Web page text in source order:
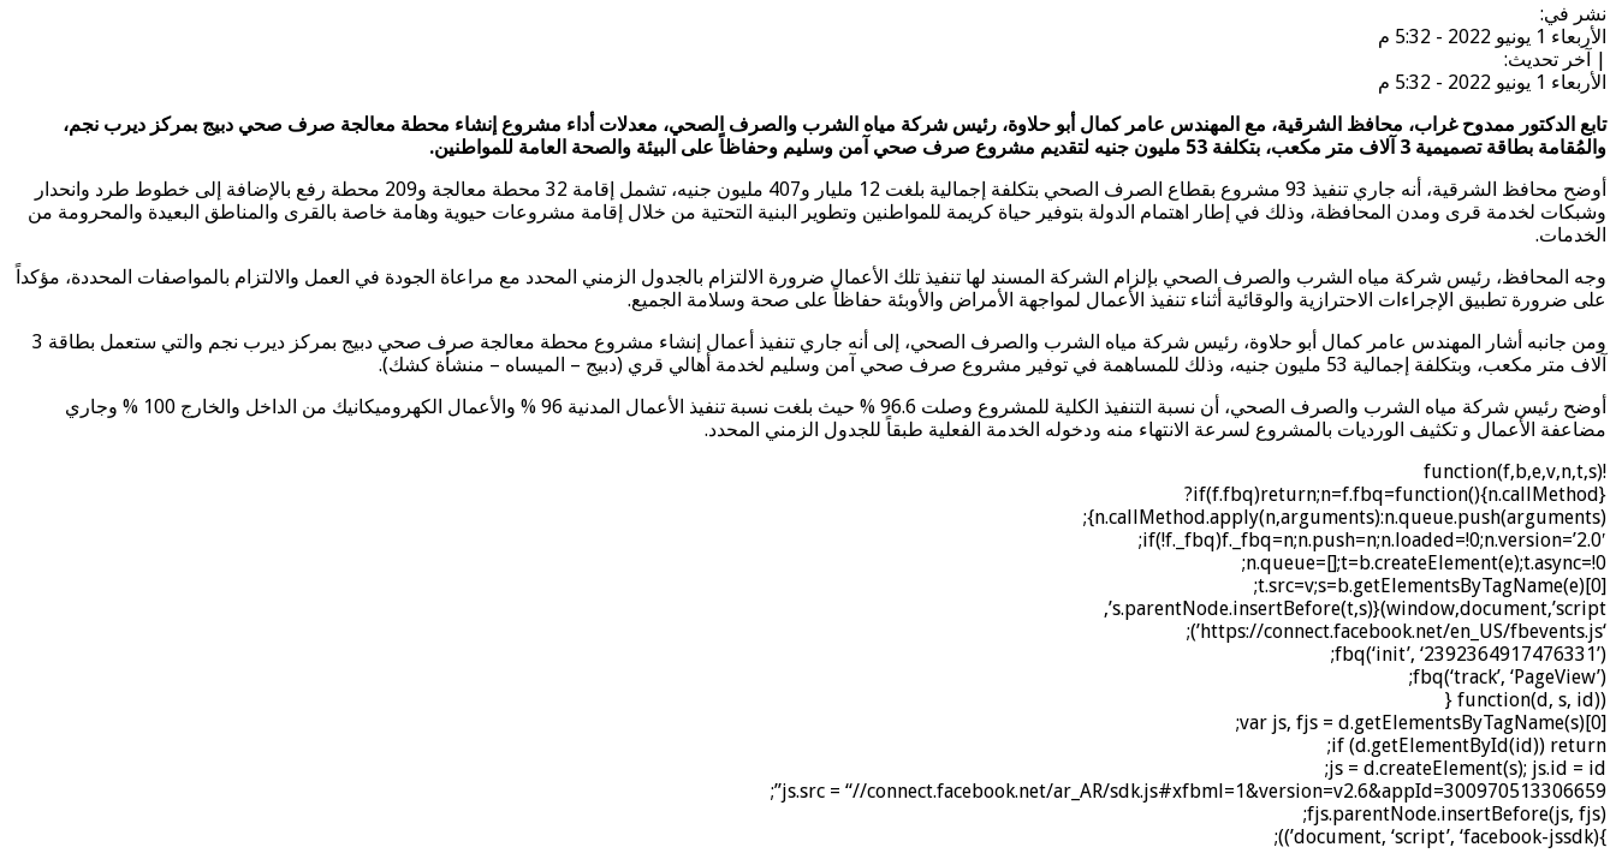
نشر في:
الأربعاء 1 يونيو 2022 - 5:32 م
| آخر تحديث:
الأربعاء 1 يونيو 2022 - 5:32 م
تابع الدكتور ممدوح غراب، محافظ الشرقية، مع المهندس عامر كمال أبو حلاوة، رئيس شركة مياه الشرب والصرف الصحي، معدلات أداء مشروع إنشاء محطة معالجة صرف صحي دبيج بمركز ديرب نجم،
والمُقامة بطاقة تصميمية 3 آلاف متر مكعب، بتكلفة 53 مليون جنيه لتقديم مشروع صرف صحي آمن وسليم وحفاظاً على البيئة والصحة العامة للمواطنين.
أوضح محافظ الشرقية، أنه جاري تنفيذ 93 مشروع بقطاع الصرف الصحي بتكلفة إجمالية بلغت 12 مليار و407 مليون جنيه، تشمل إقامة 32 محطة معالجة و209 محطة رفع بالإضافة إلى خطوط طرد وانحدار
وشبكات لخدمة قرى ومدن المحافظة، وذلك في إطار اهتمام الدولة بتوفير حياة كريمة للمواطنين وتطوير البنية التحتية من خلال إقامة مشروعات حيوية وهامة خاصة بالقرى والمناطق البعيدة والمحرومة من
الخدمات.
وجه المحافظ، رئيس شركة مياه الشرب والصرف الصحي بإلزام الشركة المسند لها تنفيذ تلك الأعمال ضرورة الالتزام بالجدول الزمني المحدد مع مراعاة الجودة في العمل والالتزام بالمواصفات المحددة، مؤكداً
على ضرورة تطبيق الإجراءات الاحترازية والوقائية أثناء تنفيذ الأعمال لمواجهة الأمراض والأوبئة حفاظاً على صحة وسلامة الجميع.
ومن جانبه أشار المهندس عامر كمال أبو حلاوة، رئيس شركة مياه الشرب والصرف الصحي، إلى أنه جاري تنفيذ أعمال إنشاء مشروع محطة معالجة صرف صحي دبيج بمركز ديرب نجم والتي ستعمل بطاقة 3
آلاف متر مكعب، وبتكلفة إجمالية 53 مليون جنيه، وذلك للمساهمة في توفير مشروع صرف صحي آمن وسليم لخدمة أهالي قري (دبيج – الميساه – منشأة كشك).
أوضح رئيس شركة مياه الشرب والصرف الصحي، أن نسبة التنفيذ الكلية للمشروع وصلت 96.6 % حيث بلغت نسبة تنفيذ الأعمال المدنية 96 % والأعمال الكهروميكانيك من الداخل والخارج 100 % وجاري
مضاعفة الأعمال و تكثيف الورديات بالمشروع لسرعة الانتهاء منه ودخوله الخدمة الفعلية طبقاً للجدول الزمني المحدد.
!function(f,b,e,v,n,t,s)
{if(f.fbq)return;n=f.fbq=function(){n.callMethod?
n.callMethod.apply(n,arguments):n.queue.push(arguments)};
if(!f._fbq)f._fbq=n;n.push=n;n.loaded=!0;n.version=’2.0′;
n.queue=[];t=b.createElement(e);t.async=!0;
t.src=v;s=b.getElementsByTagName(e)[0];
s.parentNode.insertBefore(t,s)}(window,document,’script’,
‘https://connect.facebook.net/en_US/fbevents.js’);
fbq(‘init’, ‘2392364917476331’);
fbq(‘track’, ‘PageView’);
(function(d, s, id) {
var js, fjs = d.getElementsByTagName(s)[0];
if (d.getElementById(id)) return;
js = d.createElement(s); js.id = id;
js.src = “//connect.facebook.net/ar_AR/sdk.js#xfbml=1&version=v2.6&appId=300970513306659”;
fjs.parentNode.insertBefore(js, fjs);
}(document, ‘script’, ‘facebook-jssdk’));